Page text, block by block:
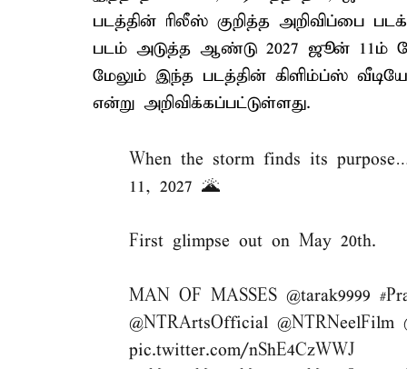
படத்தின் ரிலீஸ் குறித்த அறிவிப்பை
படம் அடுத்த ஆண்டு 2027 ஜூன் 11ம்
மேலும் இந்த படத்தின் கிளிம்ப்ஸ்
என்று அறிவிக்கப்பட்டுள்ளது.
When the storm finds its
11, 2027 🌋
First glimpse out on May 20th.
MAN OF MASSES @tarak9999
@NTRArtsOfficial @NTRNeelFilm
pic.twitter.com/nShE4CzWWJ